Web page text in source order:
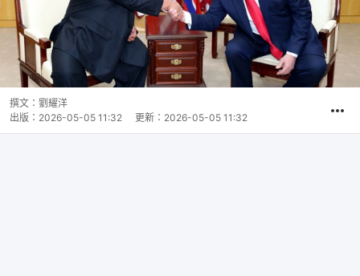
撰文： 劉耀洋
出版： 2026-05-05 11:32 更新： 2026-05-05 11:32